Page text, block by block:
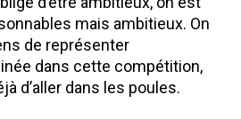
mais ambitieux. On
de représenter
dans cette compétition,
d’aller dans les poules.